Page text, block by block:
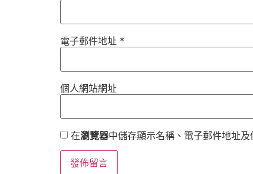
電子郵件地址 *
個人網站網址
在瀏覽器中儲存顯示名稱、電子郵件地址